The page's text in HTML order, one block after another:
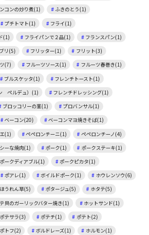
コンの炒り煮(1)
ふきのとう(1)
プチトマト(1)
フライ(1)
(1)
フライパンで２品(1)
フランスパン(1)
ブリ(5) フリッター(1)
フリット(3)
(7) フルーツソース(1)
フルーツ春巻き(1)
ブルスケッタ(1)
フレンチトースト(1)
ペルデュ）(1)
フレンチドレッシング(1)
ブロッコリーの茎(1)
プロバンサル(1)
ベーコン(20)
ベーコンマヨ焼きそば(1)
(1) ペペロンチーニ(1)
ペペロンチーノ(4)
ーな焼肉(1) ポーク(1)
ポークステーキ(1)
ポークディアブル(1)
ポークピカタ(1)
ポアレ(1) ボイルドポーク(1)
ホウレンソウ(6)
ほうれん草(5) ポタージュ(5)
ホタテ(5)
貝のガーリックバター焼き(1)
ホットサンド(1)
ポテサラ(3) ポテチ(1)
ポテト(2)
ポトフ(2) ボルドレーズ(1)
ホルモン(1)